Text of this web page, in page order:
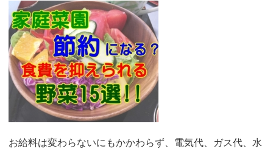
お給料は変わらないにもかかわらず、電気代、ガス代、水